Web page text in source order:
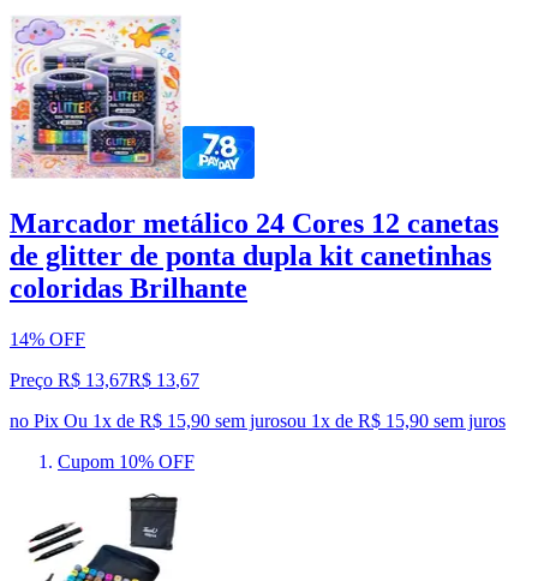
Marcador metálico 24 Cores 12 canetas
de glitter de ponta dupla kit canetinhas
coloridas Brilhante
14% OFF
Preço R$ 13,67R$ 13,67
no Pix Ou 1x de R$ 15,90 sem jurosou 1x de R$ 15,90 sem juros
Cupom 10% OFF